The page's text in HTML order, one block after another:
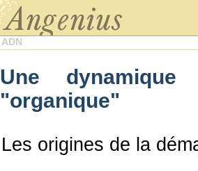
ADN
Une
"organique"
Les origines de la